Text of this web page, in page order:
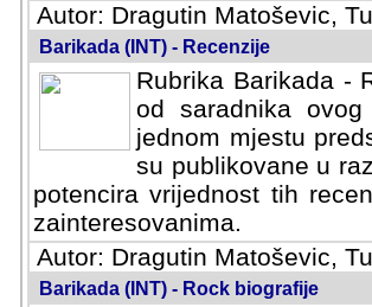
Autor: Dragutin Matoševic,
Barikada (INT) - Recenzije
Rubrika Barikada -
od saradnika
jednom mjestu
su publikovane u
potencira vrijednost tih
zainteresovanima.
Autor: Dragutin Matoševic,
Barikada (INT) - Rock biografije